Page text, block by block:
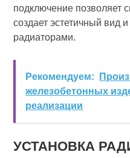
подключение позволяет
создает эстетичный вид и
радиаторами.
Рекомендуем:
железобетонных
реализации
УСТАНОВКА